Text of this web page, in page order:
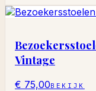
Vintage
€ 75,00BEKIJK